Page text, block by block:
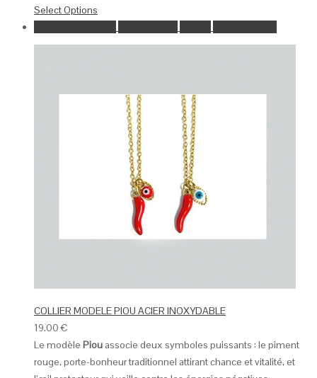
Select Options
COLLIER MODELE PIOU ACIER INOXYDABLE
19.00€
Le modèle Piou associe deux symboles puissants : le piment
rouge, porte-bonheur traditionnel attirant chance et vitalité, et